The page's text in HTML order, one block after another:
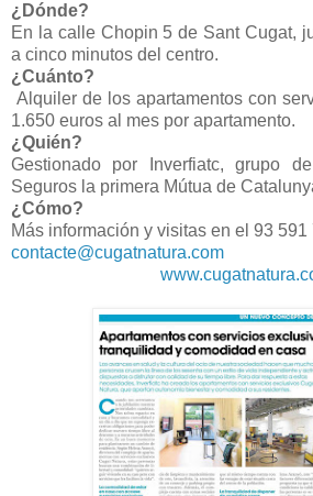
¿Dónde?
En la calle Chopin 5 de Sant Cugat,
a cinco minutos del centro.
¿Cuánto?
Alquiler de los apartamentos con
1.650 euros al mes por apartamento.
¿Quién?
Gestionado por Inverfiatc, grupo
Seguros la primera Mútua de
¿Cómo?
Más información y visitas en el 93 591
contacte@cugatnatura.com